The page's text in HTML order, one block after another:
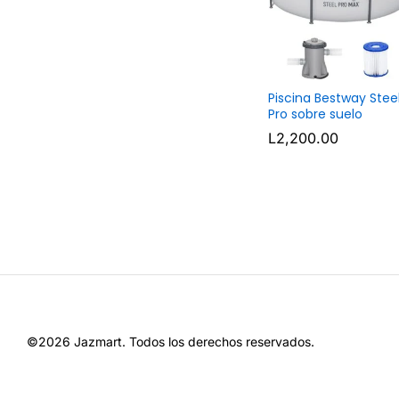
Piscina Bestway
Pro sobre suelo
L2,200.00
©2026 Jazmart. Todos los derechos reservados.